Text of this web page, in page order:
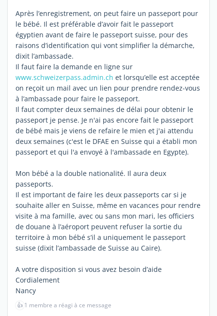
Après l’enregistrement, on peut faire un passeport pour
le bébé. Il est préférable d’avoir fait le passeport
égyptien avant de faire le passeport suisse, pour des
raisons d’identification qui vont simplifier la démarche,
dixit l’ambassade.
Il faut faire la demande en ligne sur
www.schweizerpass.admin.ch et lorsqu’elle est acceptée
on reçoit un mail avec un lien pour prendre rendez-vous
à l’ambassade pour faire le passeport.
Il faut compter deux semaines de délai pour obtenir le
passeport je pense. Je n'ai pas encore fait le passeport
de bébé mais je viens de refaire le mien et j'ai attendu
deux semaines (c'est le DFAE en Suisse qui a établi mon
passeport et qui l'a envoyé à l'ambassade en Egypte).
Mon bébé a la double nationalité. Il aura deux
passeports.
Il est important de faire les deux passeports car si je
souhaite aller en Suisse, même en vacances pour rendre
visite à ma famille, avec ou sans mon mari, les officiers
de douane à l’aéroport peuvent refuser la sortie du
territoire à mon bébé s’il a uniquement le passeport
suisse (dixit l’ambassade de Suisse au Caire).
A votre disposition si vous avez besoin d’aide
Cordialement
Nancy
👍 1 membre a réagi à ce message